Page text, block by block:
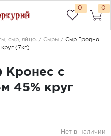
0 0
сыр, яйцо. Сыры
Сыр Гродно
(7кг)
Кронес с
45% круг
Нет в наличии